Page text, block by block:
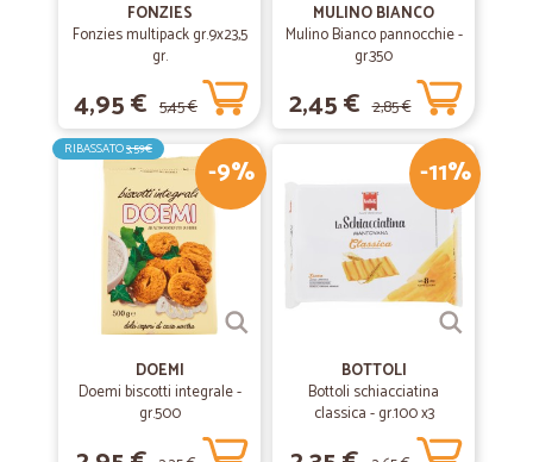
FONZIES
Fonzies multipack gr.9x23,5
gr.
4,95 € 5,45 €
MULINO BIANCO
Mulino Bianco pannocchie -
gr.350
2,45 € 2,85 €
-9%
RIBASSATO3,59€
DOEMI
Doemi biscotti integrale -
gr.500
-11%
BOTTOLI
Bottoli schiacciatina
classica - gr.100 x3